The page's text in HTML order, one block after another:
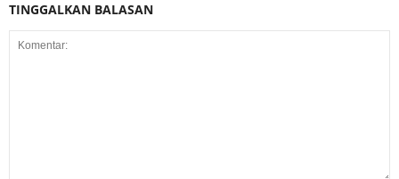
TINGGALKAN BALASAN